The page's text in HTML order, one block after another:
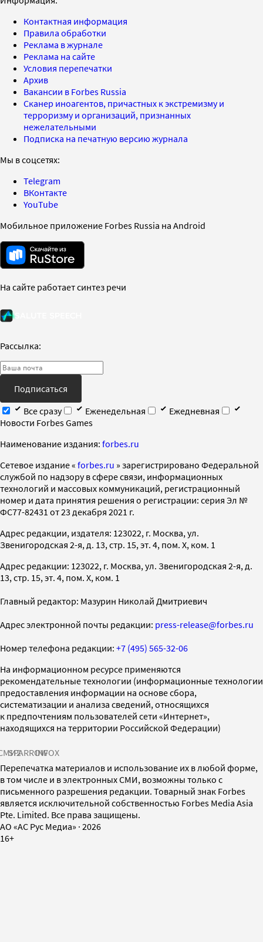
Контактная информация
Правила обработки
Реклама в журнале
Реклама на сайте
Условия перепечатки
Архив
Вакансии в Forbes Russia
Сканер иноагентов, причастных к экстремизму и
терроризму и организаций, признанных
нежелательными
Подписка на печатную версию журнала
Мы в соцсетях:
Telegram
ВКонтакте
YouTube
Мобильное приложение Forbes Russia на Android
На сайте работает синтез речи
Рассылка:
Подписаться
Все сразу
Еженедельная
Ежедневная
Новости Forbes Games
Наименование издания: forbes.ru
Cетевое издание « forbes.ru » зарегистрировано Федеральной
службой по надзору в сфере связи, информационных
технологий и массовых коммуникаций, регистрационный
номер и дата принятия решения о регистрации: серия Эл №
ФС77-82431 от 23 декабря 2021 г.
Адрес редакции, издателя: 123022, г. Москва, ул.
Звенигородская 2-я, д. 13, стр. 15, эт. 4, пом. X, ком. 1
Адрес редакции: 123022, г. Москва, ул. Звенигородская 2-я, д.
13, стр. 15, эт. 4, пом. X, ком. 1
Главный редактор: Мазурин Николай Дмитриевич
Адрес электронной почты редакции: press-release@forbes.ru
Номер телефона редакции: +7 (495) 565-32-06
На информационном ресурсе применяются
рекомендательные технологии (информационные технологии
предоставления информации на основе сбора,
систематизации и анализа сведений, относящихся
к предпочтениям пользователей сети «Интернет»,
находящихся на территории Российской Федерации)
SPARROWINFOX
Перепечатка материалов и использование их в любой форме,
в том числе и в электронных СМИ, возможны только с
письменного разрешения редакции. Товарный знак Forbes
является исключительной собственностью Forbes Media Asia
Pte. Limited. Все права защищены.
AO «АС Рус Медиа» · 2026
16+